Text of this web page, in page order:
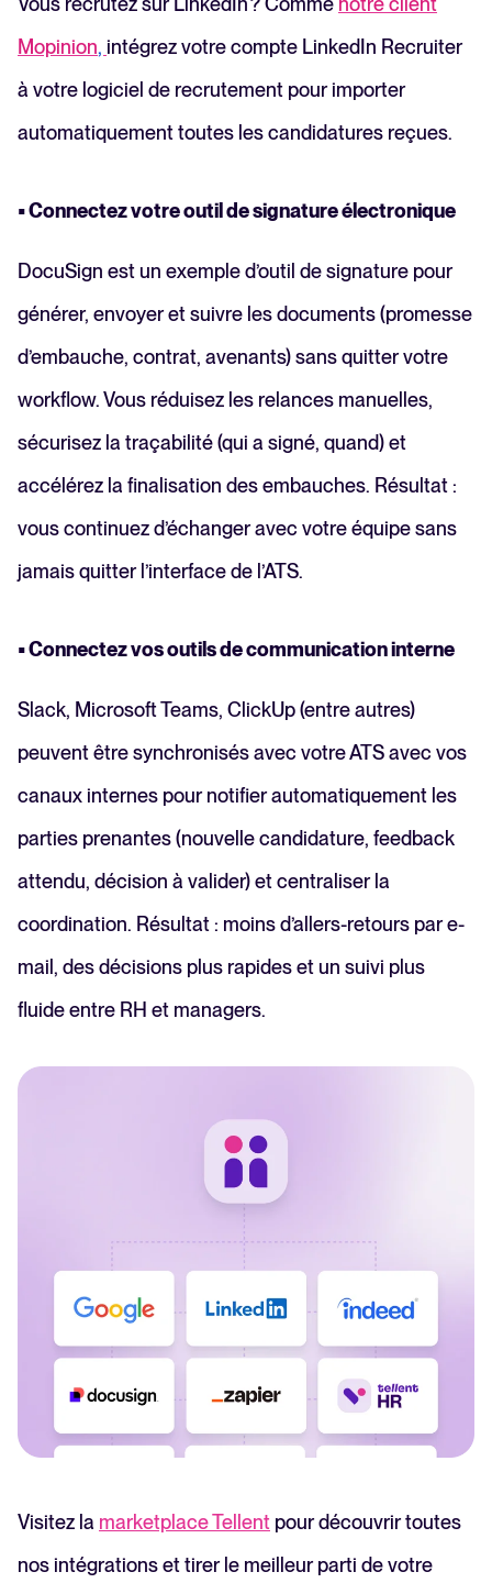
Mopinion, intégrez votre compte LinkedIn Recruiter
à votre logiciel de recrutement pour importer
automatiquement toutes les candidatures reçues.
• Connectez votre outil de signature électronique
DocuSign est un exemple d’outil de signature pour
générer, envoyer et suivre les documents (promesse
d’embauche, contrat, avenants) sans quitter votre
workflow. Vous réduisez les relances manuelles,
sécurisez la traçabilité (qui a signé, quand) et
accélérez la finalisation des embauches. Résultat :
vous continuez d’échanger avec votre équipe sans
jamais quitter l’interface de l’ATS.
• Connectez vos outils de communication interne
Slack, Microsoft Teams, ClickUp (entre autres)
peuvent être synchronisés avec votre ATS avec vos
canaux internes pour notifier automatiquement les
parties prenantes (nouvelle candidature, feedback
attendu, décision à valider) et centraliser la
coordination. Résultat : moins d’allers-retours par e-
mail, des décisions plus rapides et un suivi plus
fluide entre RH et managers.
Visitez la marketplace Tellent pour découvrir toutes
nos intégrations et tirer le meilleur parti de votre